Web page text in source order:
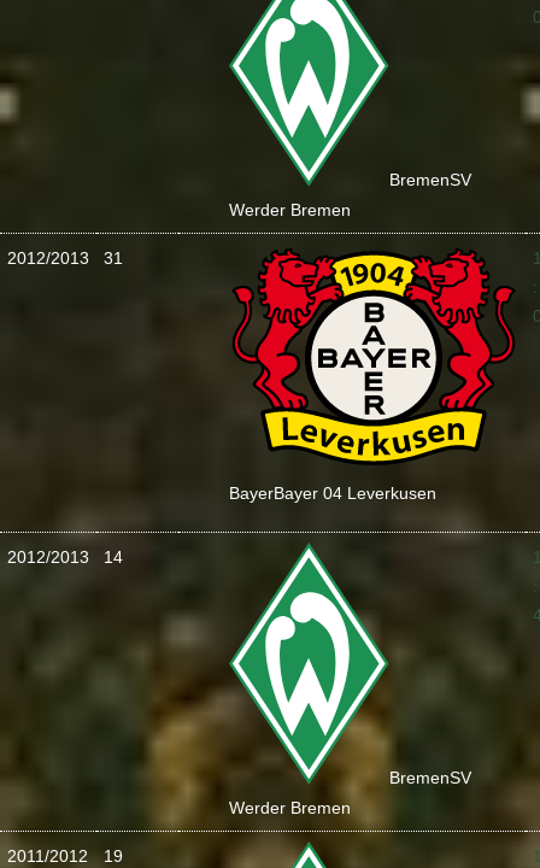
BremenSV
Werder Bremen
2012/2013 31
BayerBayer 04 Leverkusen
:
2012/2013 14
BremenSV
Werder Bremen
:
2011/2012 19